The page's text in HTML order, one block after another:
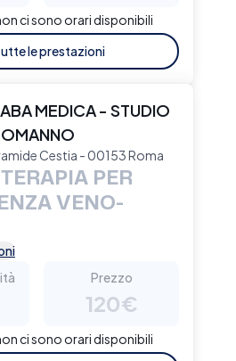
ci sono orari disponibili
le prestazioni
MEDICA - STUDIO
Cestia - 00153 Roma
PER
VENO-
Prezzo
120€
ci sono orari disponibili